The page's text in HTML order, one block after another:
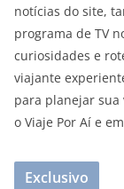
notícias do site,
programa de TV
curiosidades e
viajante
para planejar sua
o Viaje Por Aí e
Exclusivo